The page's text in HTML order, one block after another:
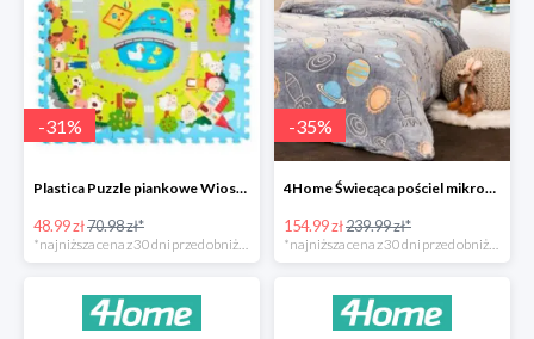
-31%
Plastica Puzzle piankowe Wioska -31%
48.99 zł70.98 zł*
-35%
4Home Świecąca pościel mikroflanela Planetarium -35%
154.99 zł239.99 zł*